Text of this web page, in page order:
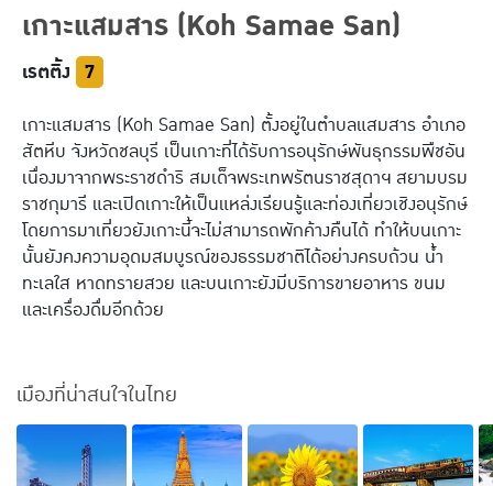
มาเก๊า
ไทย
อินเดีย
ยุโรปเที่ยวไหนดี
ฝรั่งเศส
ออสเตรีย
เนเธอร์แลนด์
ฟินแลนด์
นอร์เวย์
เกาะแสมสาร (Koh Samae San)
เรตติ้ง 7
เกาะแสมสาร (Koh Samae San) ตั้งอยู่ในตำบลแสมสาร อำเภอ
สัตหีบ จังหวัดชลบุรี เป็นเกาะที่ได้รับการอนุรักษ์พันธุกรรมพืชอัน
เนื่องมาจากพระราชดำริ สมเด็จพระเทพรัตนราชสุดาฯ สยามบรม
ราชกุมารี และเปิดเกาะให้เป็นแหล่งเรียนรู้และท่องเที่ยวเชิงอนุรักษ์
โดยการมาเที่ยวยังเกาะนี้จะไม่สามารถพักค้างคืนได้ ทำให้บนเกาะ
นั้นยังคงความอุดมสมบูรณ์ของธรรมชาติได้อย่างครบถ้วน น้ำ
ทะเลใส หาดทรายสวย และบนเกาะยังมีบริการขายอาหาร ขนม
และเครื่องดื่มอีกด้วย
เมืองที่น่าสนใจในไทย